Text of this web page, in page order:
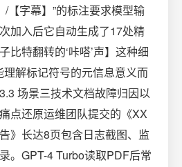
/【字幕】”的标注要求模型输
加入后它自动生成了17处精
比特翻转的‘咔嗒’声】这种细
解标记符号的元信息意义而
场景三技术文档故障归因以
点还原运维团队提交的《XX
》长达8页包含日志截图、监
。GPT-4 Turbo读取PDF后常